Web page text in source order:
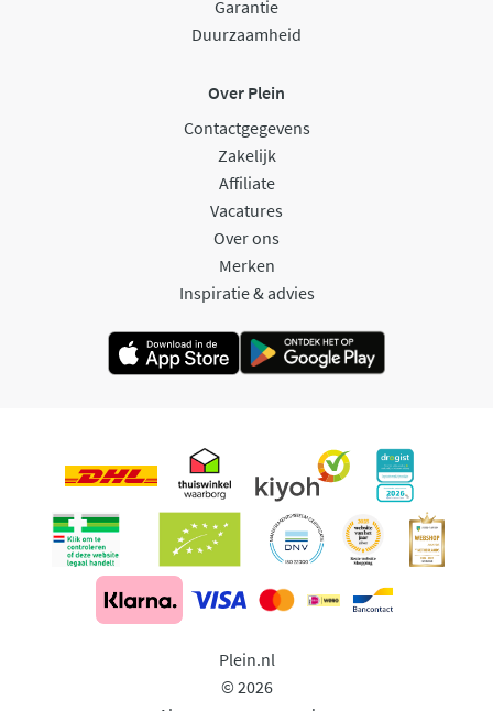
Garantie
Duurzaamheid
Over Plein
Contactgegevens
Zakelijk
Affiliate
Vacatures
Over ons
Merken
Inspiratie & advies
Plein.nl
© 2026